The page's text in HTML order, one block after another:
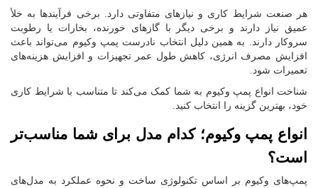
هر صنعت شرایط کاری و نیازهای متفاوتی دارد. برخی فرآیندها به خلأ
عمیق نیاز دارند و برخی دیگر با گازهای خورنده، بخارات یا رطوبت
سروکار دارند. به همین دلیل انتخاب نادرست پمپ وکیوم می‌تواند باعث
افزایش مصرف انرژی، کاهش طول عمر تجهیزات و افزایش هزینه‌های
تعمیرات شود.
شناخت انواع پمپ وکیوم به شما کمک می‌کند تا متناسب با شرایط کاری
خود، بهترین گزینه را انتخاب کنید.
انواع پمپ وکیوم؛ کدام مدل برای شما مناسب‌تر
است؟
پمپ‌های وکیوم بر اساس تکنولوژی ساخت و نحوه عملکرد به مدل‌های